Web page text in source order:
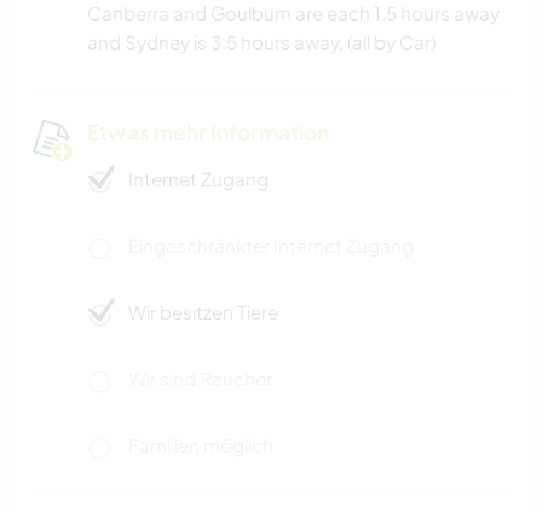
Canberra and Goulburn are each 1.5 hours away
and Sydney is 3.5 hours away, (all by Car)
Etwas mehr Information
Internet Zugang
Wir besitzen Tiere